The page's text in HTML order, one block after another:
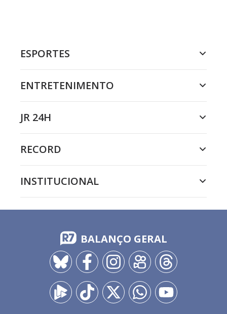
ESPORTES
ENTRETENIMENTO
JR 24H
RECORD
INSTITUCIONAL
BALANÇO GERAL